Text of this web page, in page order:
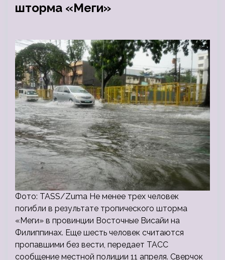
шторма «Меги»
Фото: TASS/Zuma Не менее трех человек
погибли в результате тропического шторма
«Меги» в провинции Восточные Висайи на
Филиппинах. Еще шесть человек считаются
пропавшими без вести, передает ТАСС
сообщение местной полиции 11 апреля. Сверчок